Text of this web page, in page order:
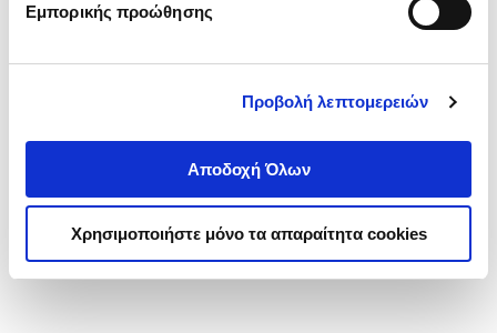
Εμπορικής προώθησης
Προβολή λεπτομερειών
Αποδοχή Όλων
Χρησιμοποιήστε μόνο τα απαραίτητα cookies